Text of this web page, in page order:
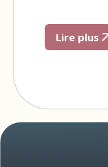
Lire plus